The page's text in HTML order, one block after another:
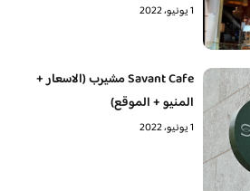
1 يونيو، 2022
Savant Cafe مشيرب (الاسعار +
المنيو + الموقع)
1 يونيو، 2022